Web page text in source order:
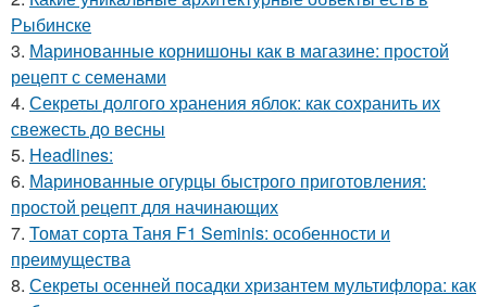
Рыбинске
3. Маринованные корнишоны как в магазине: простой
рецепт с семенами
4. Секреты долгого хранения яблок: как сохранить их
свежесть до весны
5. Headlines:
6. Маринованные огурцы быстрого приготовления:
простой рецепт для начинающих
7. Томат сорта Таня F1 Seminis: особенности и
преимущества
8. Секреты осенней посадки хризантем мультифлора: как